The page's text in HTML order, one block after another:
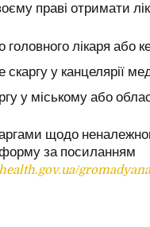
праві отримати
головного лікаря або
скаргу у канцелярії
у міському або
щодо
за посиланням